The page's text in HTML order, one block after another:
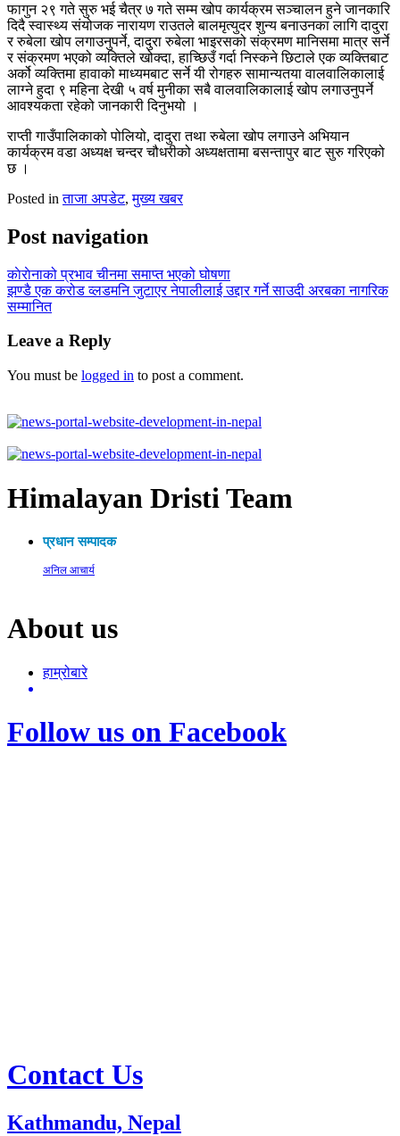
फागुन २९ गते सुरु भई चैत्र ७ गते सम्म खोप कार्यक्रम सञ्चालन हुने जानकारि
दिदै स्वास्थ्य संयोजक नारायण राउतले बालमृत्युदर शुन्य बनाउनका लागि दादुरा
र रुबेला खोप लगाउनुपर्ने, दादुरा रुबेला भाइरसको संक्रमण मानिसमा मात्र सर्ने
र संक्रमण भएको व्यक्तिले खोक्दा, हाच्छिउँ गर्दा निस्कने छिटाले एक व्यक्तिबाट
अर्को व्यक्तिमा हावाको माध्यमबाट सर्ने यी रोगहरु सामान्यतया वालवालिकालाई
लाग्ने हुदा ९ महिना देखी ५ वर्ष मुनीका सबै वालवालिकालाई खोप लगाउनुपर्ने
आवश्यकता रहेको जानकारी दिनुभयो ।
राप्ती गाउँपालिकाको पोलियो, दादुरा तथा रुबेला खोप लगाउने अभियान
कार्यक्रम वडा अध्यक्ष चन्दर चौधरीको अध्यक्षतामा बसन्तापुर बाट सुरु गरिएको
छ ।
Posted inताजा अपडेट,मुख्य खबर
Post navigation
काेराेनाको प्रभाव चीनमा समाप्त भएको घोषणा
झण्डै एक करोड व्लडमनि जुटाएर नेपालीलाई उद्दार गर्ने साउदी अरबका नागरिक
सम्मानित
Leave a Reply
You must be logged in to post a comment.
Himalayan Dristi Team
प्रधान सम्पादक
अनिल आचार्य
About us
हाम्रोबारे
Follow us on Facebook
Contact Us
Kathmandu, Nepal